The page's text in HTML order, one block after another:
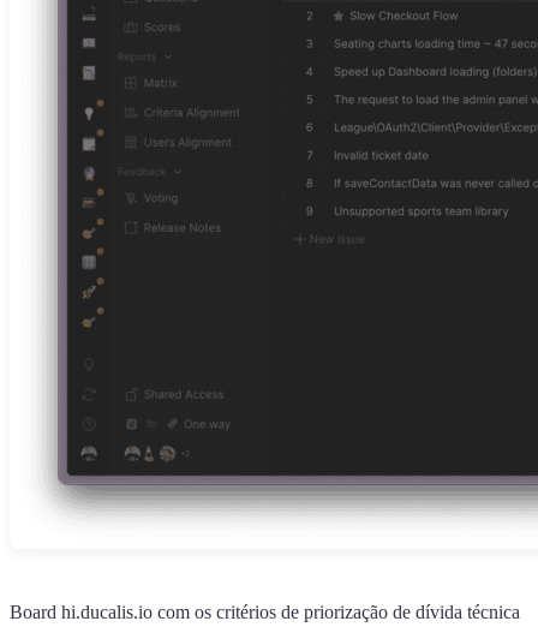
Board hi.ducalis.io com os critérios de priorização de dívida técnica